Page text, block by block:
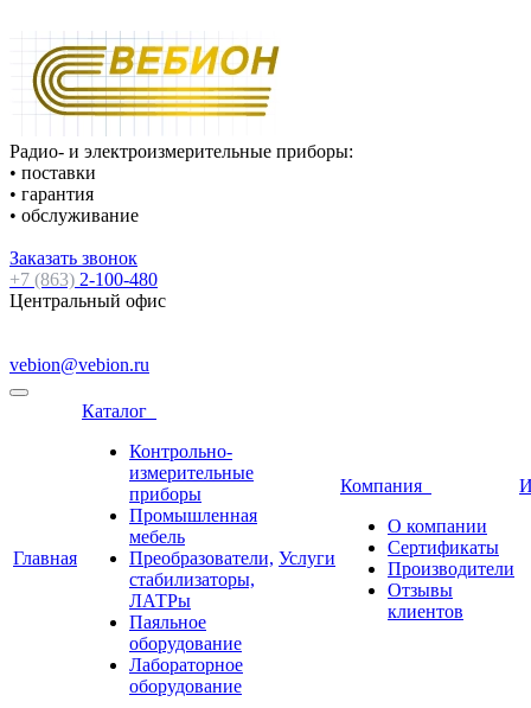
Радио- и электроизмерительные приборы:
• поставки
• гарантия
• обслуживание
Заказать звонок
+7 (863) 2-100-480
Центральный офис
vebion@vebion.ru
Главная
Каталог
Контрольно-
измерительные
приборы
Промышленная
мебель
Преобразователи,
стабилизаторы,
ЛАТРы
Паяльное
оборудование
Лабораторное
оборудование
Услуги
Компания
О компании
Сертификаты
Производители
Отзывы
клиентов